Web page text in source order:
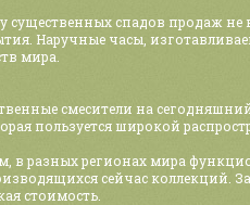
существенных спадов продаж
Наручные часы,
мира.
смесители на
пользуется широкой
в разных регионах мира
сейчас коллекций.
стоимость.